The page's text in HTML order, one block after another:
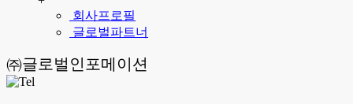
회사프로필
글로벌파트너
㈜글로벌인포메이션